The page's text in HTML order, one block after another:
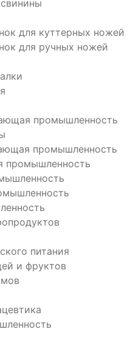
для куттерных ножей
для ручных ножей
промышленность
промышленность
промышленность
питания
и фруктов